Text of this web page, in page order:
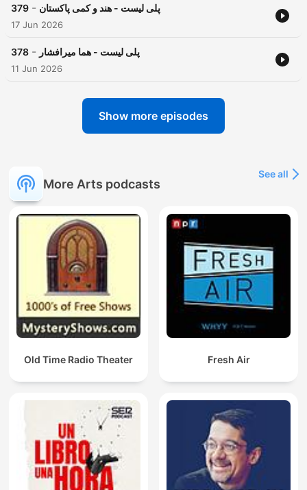
379 - پلی لیست - هند و کمی پاکستان
17 Jun 2026
378 - پلی لیست - هما میرافشار
11 Jun 2026
Show more episodes
More Arts podcasts
See all
Old Time Radio Theater Fresh Air